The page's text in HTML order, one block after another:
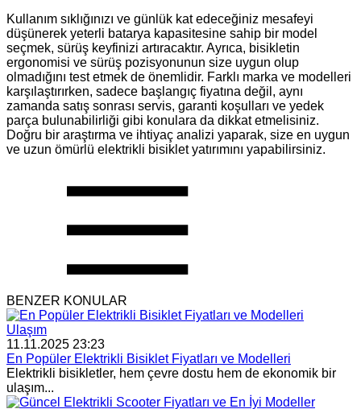
Kullanım sıklığınızı ve günlük kat edeceğiniz mesafeyi
düşünerek yeterli batarya kapasitesine sahip bir model
seçmek, sürüş keyfinizi artıracaktır. Ayrıca, bisikletin
ergonomisi ve sürüş pozisyonunun size uygun olup
olmadığını test etmek de önemlidir. Farklı marka ve modelleri
karşılaştırırken, sadece başlangıç fiyatına değil, aynı
zamanda satış sonrası servis, garanti koşulları ve yedek
parça bulunabilirliği gibi konulara da dikkat etmelisiniz.
Doğru bir araştırma ve ihtiyaç analizi yaparak, size en uygun
ve uzun ömürlü elektrikli bisiklet yatırımını yapabilirsiniz.
BENZER KONULAR
Ulaşım
11.11.2025 23:23
En Popüler Elektrikli Bisiklet Fiyatları ve Modelleri
Elektrikli bisikletler, hem çevre dostu hem de ekonomik bir
ulaşım...